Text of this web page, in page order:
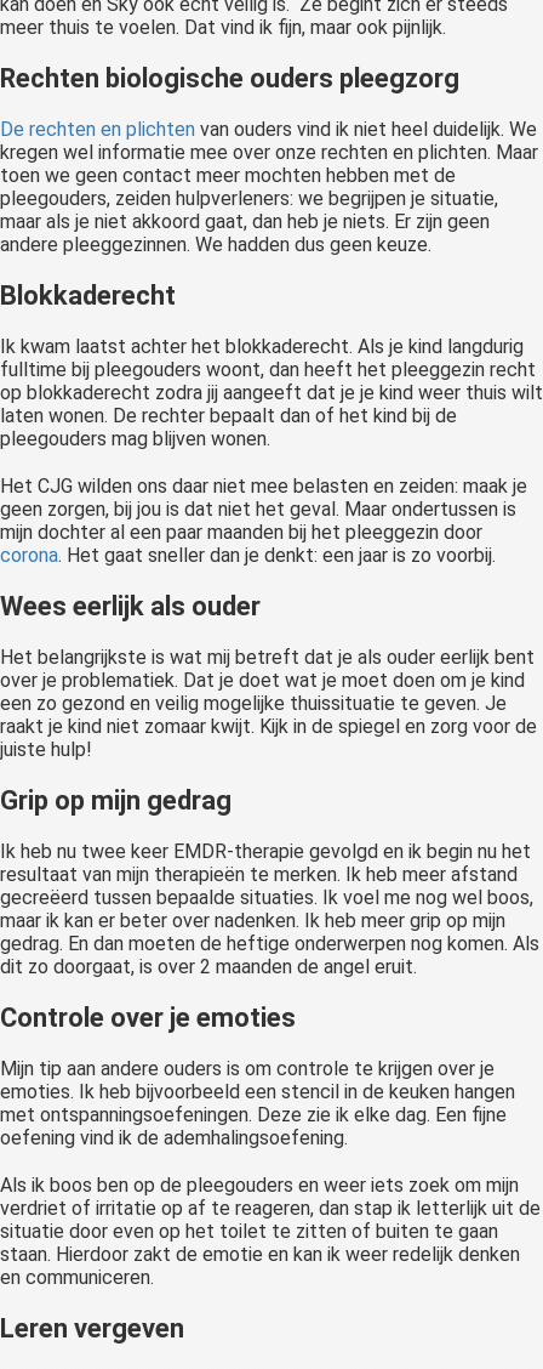
meer thuis te voelen. Dat vind ik fijn, maar ook pijnlijk.
Rechten biologische ouders pleegzorg
De rechten en plichten van ouders vind ik niet heel duidelijk. We
kregen wel informatie mee over onze rechten en plichten. Maar
toen we geen contact meer mochten hebben met de
pleegouders, zeiden hulpverleners: we begrijpen je situatie,
maar als je niet akkoord gaat, dan heb je niets. Er zijn geen
andere pleeggezinnen. We hadden dus geen keuze.
Blokkaderecht
Ik kwam laatst achter het blokkaderecht. Als je kind langdurig
fulltime bij pleegouders woont, dan heeft het pleeggezin recht
op blokkaderecht zodra jij aangeeft dat je je kind weer thuis wilt
laten wonen. De rechter bepaalt dan of het kind bij de
pleegouders mag blijven wonen.
Het CJG wilden ons daar niet mee belasten en zeiden: maak je
geen zorgen, bij jou is dat niet het geval. Maar ondertussen is
mijn dochter al een paar maanden bij het pleeggezin door
corona. Het gaat sneller dan je denkt: een jaar is zo voorbij.
Wees eerlijk als ouder
Het belangrijkste is wat mij betreft dat je als ouder eerlijk bent
over je problematiek. Dat je doet wat je moet doen om je kind
een zo gezond en veilig mogelijke thuissituatie te geven. Je
raakt je kind niet zomaar kwijt. Kijk in de spiegel en zorg voor de
juiste hulp!
Grip op mijn gedrag
Ik heb nu twee keer EMDR-therapie gevolgd en ik begin nu het
resultaat van mijn therapieën te merken. Ik heb meer afstand
gecreëerd tussen bepaalde situaties. Ik voel me nog wel boos,
maar ik kan er beter over nadenken. Ik heb meer grip op mijn
gedrag. En dan moeten de heftige onderwerpen nog komen. Als
dit zo doorgaat, is over 2 maanden de angel eruit.
Controle over je emoties
Mijn tip aan andere ouders is om controle te krijgen over je
emoties. Ik heb bijvoorbeeld een stencil in de keuken hangen
met ontspanningsoefeningen. Deze zie ik elke dag. Een fijne
oefening vind ik de ademhalingsoefening.
Als ik boos ben op de pleegouders en weer iets zoek om mijn
verdriet of irritatie op af te reageren, dan stap ik letterlijk uit de
situatie door even op het toilet te zitten of buiten te gaan
staan. Hierdoor zakt de emotie en kan ik weer redelijk denken
en communiceren.
Leren vergeven